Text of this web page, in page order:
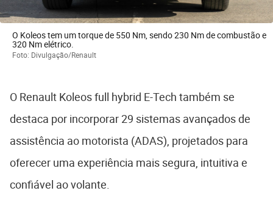
O Koleos tem um torque de 550 Nm, sendo 230 Nm de combustão e
320 Nm elétrico.
Foto: Divulgação/Renault
O Renault Koleos full hybrid E-Tech também se
destaca por incorporar 29 sistemas avançados de
assistência ao motorista (ADAS), projetados para
oferecer uma experiência mais segura, intuitiva e
confiável ao volante.